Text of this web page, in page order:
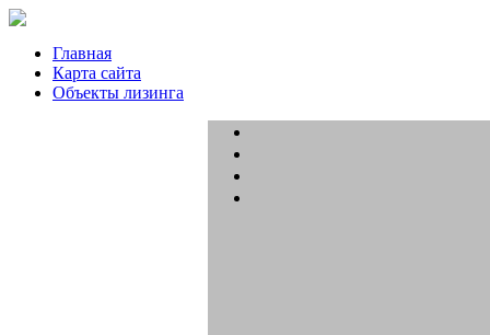
Главная
Карта сайта
Объекты лизинга